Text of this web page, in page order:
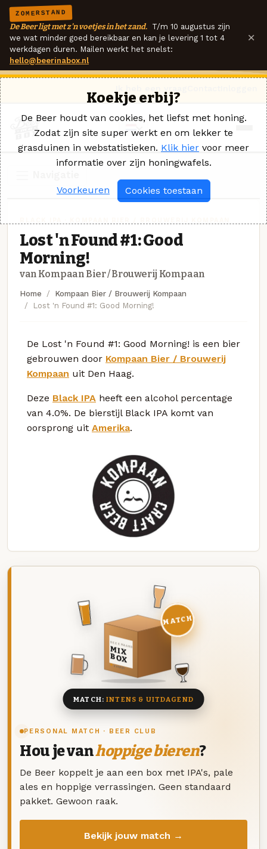
ZOMERSTAND
De Beer ligt met z'n voetjes in het zand. T/m 10 augustus zijn
we wat minder goed bereikbaar en kan je levering 1 tot 4
werkdagen duren. Mailen werkt het snelst:
hello@beerinabox.nl
×
Lost 'n Found #1: Good
Morning!
van Kompaan Bier / Brouwerij Kompaan
Home
Kompaan Bier / Brouwerij Kompaan
Lost 'n Found #1: Good Morning!
De Lost 'n Found #1: Good Morning! is een bier
gebrouwen door Kompaan Bier / Brouwerij
Kompaan uit Den Haag.
Deze Black IPA heeft een alcohol percentage
van 4.0%. De bierstijl Black IPA komt van
oorsprong uit Amerika.
PERSONAL MATCH · BEER CLUB
Hou je vanhoppige bieren?
De Beer koppelt je aan een box met IPA's, pale
ales en hoppige verrassingen. Geen standaard
pakket. Gewoon raak.
Bekijk jouw match →
DEZE MAAND
MIX
BOX
8 BIEREN
MATCH
MATCH:INTENS & UITDAGEND
Koekje erbij?
De Beer houdt van cookies, het liefst met honing.
Zodat zijn site super werkt en om lekker te
grasduinen in webstatistieken. Klik hier voor meer
informatie over zijn honingwafels.
Voorkeuren Cookies toestaan